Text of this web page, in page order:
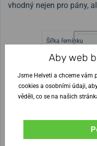
vhodný nejen pro pány,
Šířka řemínku
12,5 mm
Aby web
Jsme Helveti a chceme vám
cookies a osobními údaji,
věděli, co se na našich